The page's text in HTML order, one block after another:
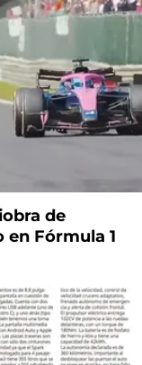
de
Fórmula 1